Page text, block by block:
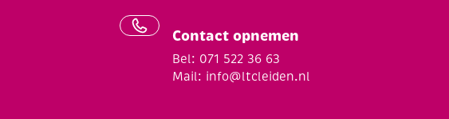
Contact opnemen
Bel: 071 522 36 63
Mail: info@ltcleiden.nl